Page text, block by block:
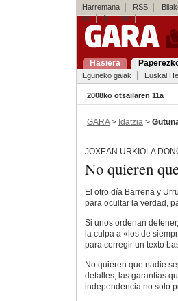
Harremana RSS
es
fr en
Hasiera
Eguneko gaiak Euskal
2008ko otsailaren 11a
GARA> Idatzia >
JOXEAN URKIOLA
No quieren
El otro día Barrena y
para ocultar la verdad,
Si unos ordenan
la culpa a «los de
para corregir un texto
No quieren que nadie
detalles, las garantías
independencia no solo